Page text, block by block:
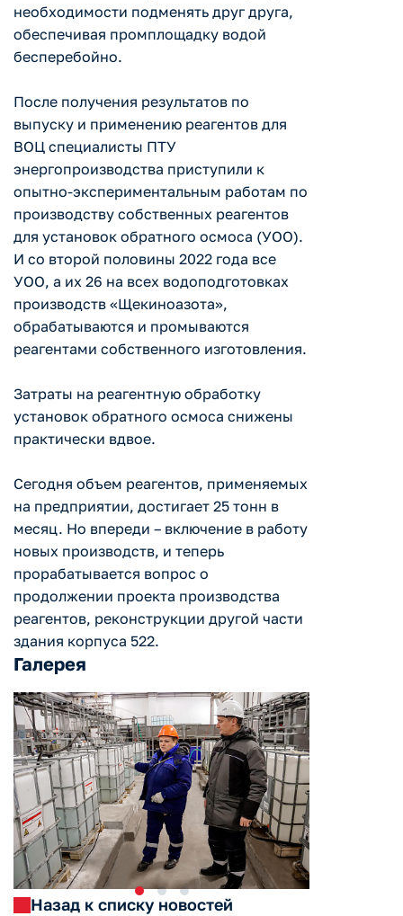
необходимости подменять друг друга,
обеспечивая промплощадку водой
бесперебойно.
После получения результатов по
выпуску и применению реагентов для
ВОЦ специалисты ПТУ
энергопроизводства приступили к
опытно-экспериментальным работам по
производству собственных реагентов
для установок обратного осмоса (УОО).
И со второй половины 2022 года все
УОО, а их 26 на всех водоподготовках
производств «Щекиноазота»,
обрабатываются и промываются
реагентами собственного изготовления.
Затраты на реагентную обработку
установок обратного осмоса снижены
практически вдвое.
Сегодня объем реагентов, применяемых
на предприятии, достигает 25 тонн в
месяц. Но впереди – включение в работу
новых производств, и теперь
прорабатывается вопрос о
продолжении проекта производства
реагентов, реконструкции другой части
здания корпуса 522.
Галерея
Назад к списку новостей